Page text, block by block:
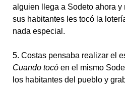
alguien llega a Sodeto ahora y
sus habitantes les tocó la
nada especial.
5. Costas pensaba realizar el
Cuando tocó en el mismo
los habitantes del pueblo y